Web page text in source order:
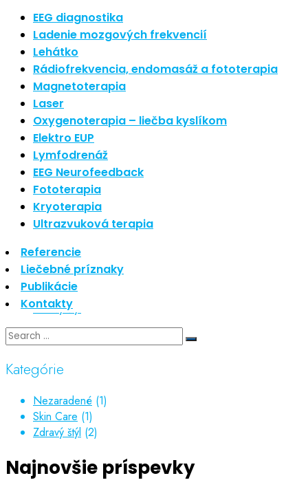
EEG diagnostika
Ladenie mozgových frekvencií
Lehátko
Rádiofrekvencia, endomasáž a fototerapia
Magnetoterapia
Laser
Oxygenoterapia – liečba kyslíkom
Elektro EUP
Lymfodrenáž
EEG Neurofeedback
Fototerapia
Kryoterapia
Ultrazvuková terapia
Referencie
Liečebné príznaky
Publikácie
Kontakty
Nové polarizované svetlo
So psoriázou netreba žiť
Rozšírenie služieb
Hudba a vývoj mozgu
Najnovšie komentáre
Žiadne komentáre na zobrazenie.
Archív
september 2021
apríl 2021
august 2020
Kategórie
Nezaradené
Skin Care
Zdravý štýl
Kategórie
Nezaradené (1)
Skin Care (1)
Zdravý štýl (2)
Najnovšie príspevky